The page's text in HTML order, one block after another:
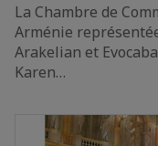
La Chambre de
Arménie
Arakelian et
Karen…